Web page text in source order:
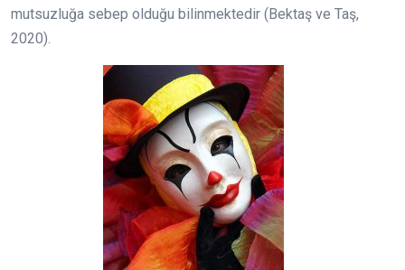
mutsuzluğa sebep olduğu bilinmektedir (Bektaş ve Taş,
2020).